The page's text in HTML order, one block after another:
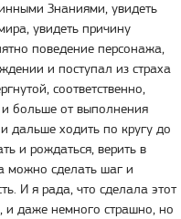
Знаниями, увидеть
увидеть причину
поведение персонажа,
и поступал из страха
соответственно,
больше от выполнения
дальше ходить по кругу до
и рождаться, верить в
можно сделать шаг и
И я рада, что сделала этот
и даже немного страшно, но